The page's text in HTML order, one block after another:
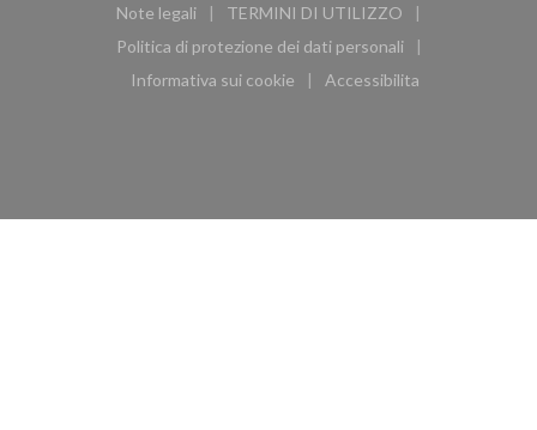
Note legali
((apre una nuova finestra))
TERMINI DI UTILIZZO
((apre una nuova finestra))
Politica di protezione dei dati personali
((apre una nuova finestra))
Informativa sui cookie
((apre una nuova finestra))
Accessibilita